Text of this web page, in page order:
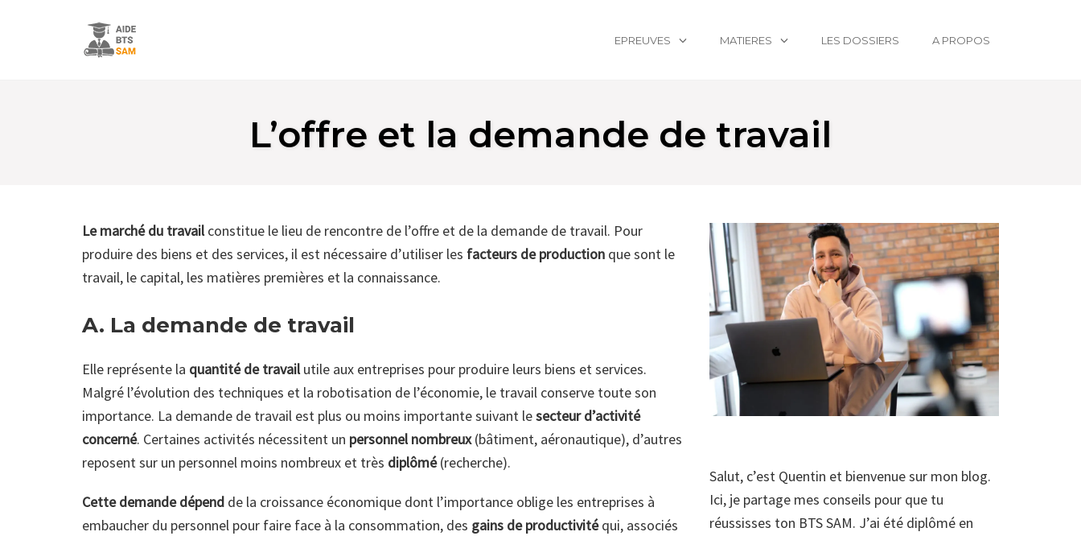
EPREUVES MATIERES LES DOSSIERS A PROPOS
L’offre et la demande de travail
Le marché du travailconstitue le lieu de rencontre de l’offre et de la demande de travail. Pour
produire des biens et des services, il est nécessaire d’utiliser les facteurs de production que sont le
travail, le capital, les matières premières et la connaissance.
A. La demande de travail
Elle représente la quantité de travailutile aux entreprises pour produire leurs biens et services.
Malgré l’évolution des techniques et la robotisation de l’économie, le travail conserve toute son
importance. La demande de travail est plus ou moins importante suivant lesecteur d’activité
concerné. Certaines activités nécessitent un personnel nombreux(bâtiment, aéronautique), d’autres
reposent sur un personnel moins nombreux et très diplômé(recherche).
Cette demande dépend de la croissance économique dont l’importance oblige les entreprises à
embaucher du personnel pour faire face à la consommation, des gains de productivitéqui, associés
Salut, c’est Quentin et bienvenue sur mon blog.
Ici, je partage mes conseils pour que tu
réussisses ton BTS SAM. J’ai été diplômé en